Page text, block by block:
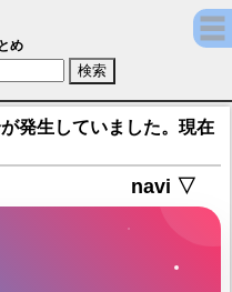
ゆり)【ブレイブソー
め
発生していました。現在
navi ▽